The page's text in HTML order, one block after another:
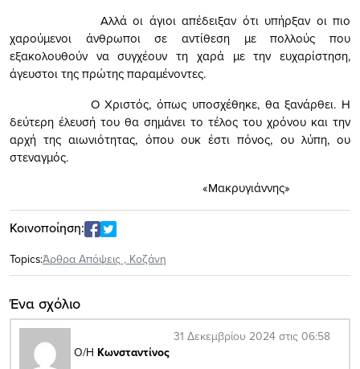
Αλλά οι άγιοι απέδειξαν ότι υπήρξαν οι πιο
χαρούμενοι άνθρωποι σε αντίθεση με πολλούς που
εξακολουθούν να συγχέουν τη χαρά με την ευχαρίστηση,
άγευστοι της πρώτης παραμένοντες.
Ο Χριστός, όπως υποσχέθηκε, θα ξανάρθει. Η
δεύτερη έλευσή του θα σημάνει το τέλος του χρόνου και την
αρχή της αιωνιότητας, όπου ουκ έστι πόνος, ου λύπη, ου
στεναγμός.
«Μακρυγιάννης»
Κοινοποίηση:
Topics:Άρθρα Απόψεις , Κοζάνη
Ένα σχόλιο
Ο/Η Κωνσταντίνος
31 Δεκεμβρίου 2024 στις 06:58